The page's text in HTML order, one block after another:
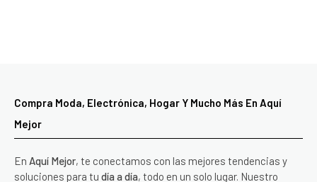
Compra Moda, Electrónica, Hogar Y Mucho Más En Aquí
Mejor
En Aquí Mejor, te conectamos con las mejores tendencias y
soluciones para tu día a día, todo en un solo lugar. Nuestro